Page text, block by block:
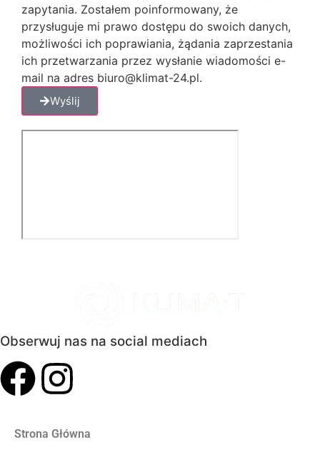
zapytania. Zostałem poinformowany, że
przysługuje mi prawo dostępu do swoich danych,
możliwości ich poprawiania, żądania zaprzestania
ich przetwarzania przez wysłanie wiadomości e-
mail na adres biuro@klimat-24.pl.
Wyślij
Obserwuj nas na social mediach
Strona Główna